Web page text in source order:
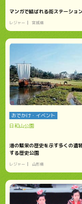
マンガで結ばれる街ステーショ
レジャー 宮城県
おでかけ・イベント
日和山公園
港の繁栄の歴史を示す多くの遺
する歴史公園
レジャー 山形県